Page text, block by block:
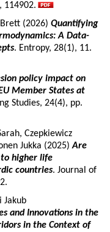
114902.
(2026) Quantifying
A Data-
. Entropy, 28(1), 11.
policy impact on
Member States at
Studies, 24(4), pp.
Czepkiewicz
Jukka (2025)Are
higher life
countries. Journal of
Jakub
and Innovations in the
in the Context of